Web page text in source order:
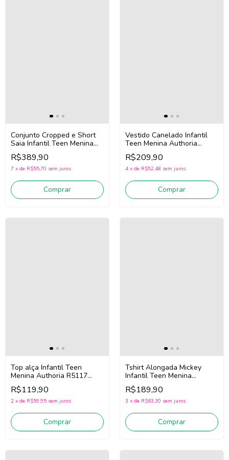
Conjunto Cropped e Short
Saia Infantil Teen Menina
Authoria R5397 (Vermelho)
R$389,90
7 x de R$55,70 sem juros
Comprar
Vestido Canelado Infantil
Teen Menina Authoria
R5264 (Preto)
R$209,90
4 x de R$52,48 sem juros
Comprar
Top alça Infantil Teen
Menina Authoria R5117
(Branco)
R$119,90
2 x de R$59,95 sem juros
Comprar
Tshirt Alongada Mickey
Infantil Teen Menina
Authoria R5336 (Preto)
R$189,90
3 x de R$63,30 sem juros
Comprar